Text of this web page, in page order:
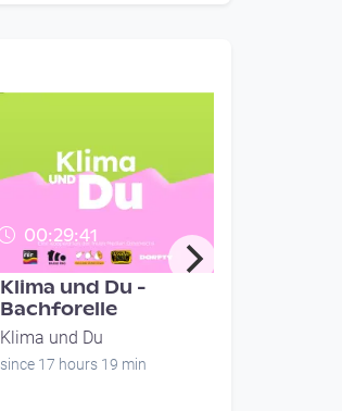
00:29:41
Klima und Du -
Bachforelle
Klima und Du
since 17 hours 19 min